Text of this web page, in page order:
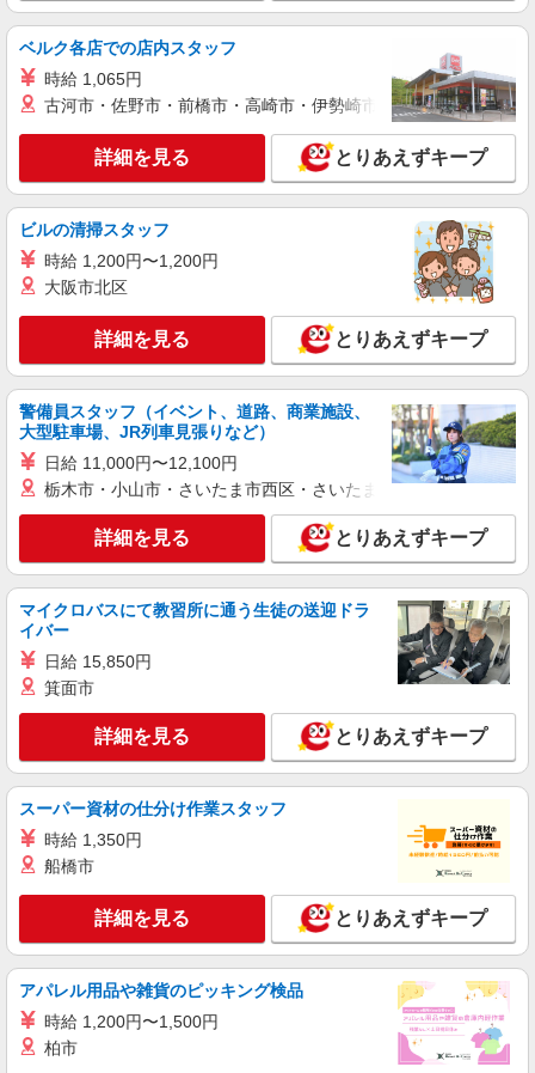
六番町駅＊年齢不問◎未経験から安定した業
界へ＊サ高住
時給1500円〜2125円 ＜日払い有/週払い有/交
熱田区
キープ 詳細を見る
派遣社員 NEW
タイパ最強希望の働き方が叶う有料住宅のス
時給1500円〜2125円 ＜日払い有/週払い有/交
通費全支給(ガソリン代含む)＞
熱田区
キープ 詳細を見る
派遣社員 NEW
≪六番町駅≫日勤のみ＆残業ナシ！お迎えに
間に合うデイサービス
時給1500円〜2125円 ＜日払い有/週払い有/交
通費全支給(ガソリン代含む)＞
株式会社kotrio /●NG-H-1992380
NEW
個別ケア重視！高級シニア住宅で巡回やケア
など＊六番町駅/日払いOK
時給1500円〜2125円 ＜日払い有/週払い有/交
キープ 詳細を見る
派遣社員
株式会社kotrio /●NG-H-1992432
NEW
六番町駅≫高収入！シニア向け高級マンショ
ベルク各店での店内スタッフ
時給 1,065円
古河市・佐野市・前橋市・高崎市・伊勢崎市・太田市・館林市
詳細を見る とりあえずキープ
ビルの清掃スタッフ
時給 1,200円〜1,200円
大阪市北区
詳細を見る とりあえずキープ
警備員スタッフ（イベント、道路、商業施設、
大型駐車場、JR列車見張りなど）
日給 11,000円〜12,100円
栃木市・小山市・さいたま市西区・さいたま市岩槻区・久喜市・
詳細を見る とりあえずキープ
マイクロバスにて教習所に通う生徒の送迎ドラ
イバー
日給 15,850円
箕面市
詳細を見る とりあえずキープ
スーパー資材の仕分け作業スタッフ
時給 1,350円
船橋市
詳細を見る とりあえずキープ
アパレル用品や雑貨のピッキング検品
時給 1,200円〜1,500円
柏市